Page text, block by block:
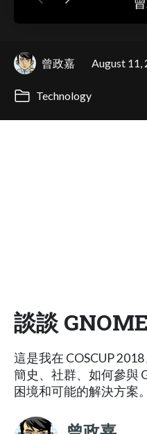
曾政嘉 August 11,
Technology
談談
這是我在 COSCUP
簡史、社群、如何參與
困境和可能的解決方案。